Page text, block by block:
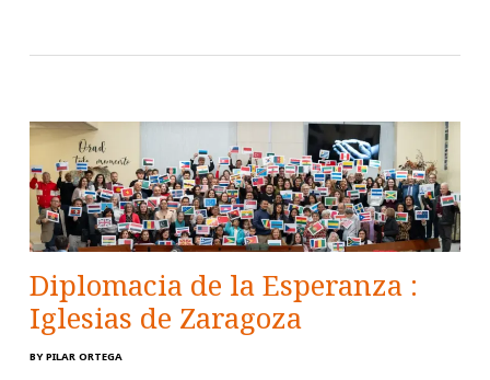
Diplomacia de la Esperanza :
Iglesias de Zaragoza
BY PILAR ORTEGA